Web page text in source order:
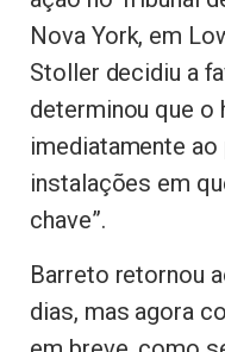
Nova York, em
Stoller decidiu a
determinou que o
imediatamente
instalações em
chave”.
Barreto retornou
dias, mas agora